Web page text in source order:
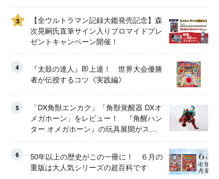
3
【全ウルトラマン記録大鑑発売記念】森
次晃嗣氏直筆サイン入りブロマイドプレ
ゼントキャンペーン開催！
4
『太鼓の達人』即上達！ 世界大会優勝
者が伝授するコツ《実践編》
5
「DX角獣エンカク」「角獣覚醒器 DXオ
メガホーン」をレビュー！ 『角醒ハン
ター オメガホーン』の玩具展開がスタ
ート！
6
50年以上の歴史がこの一冊に！ ６月の
重版は大人気シリーズの超百科です